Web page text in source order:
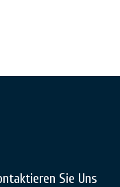
Sie Uns